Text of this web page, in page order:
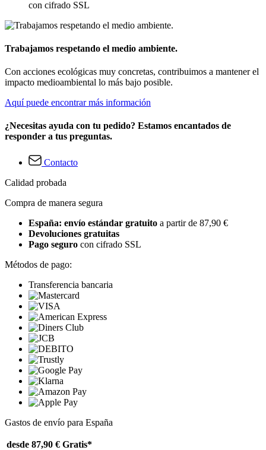
con cifrado SSL
Trabajamos respetando el medio ambiente.
Con acciones ecológicas muy concretas, contribuimos a mantener el
impacto medioambiental lo más bajo posible.
Aquí puede encontrar más información
¿Necesitas ayuda con tu pedido? Estamos encantados de
responder a tus preguntas.
Contacto
Calidad probada
Compra de manera segura
España: envío estándar gratuito a partir de 87,90 €
Devoluciones gratuitas
Pago seguro con cifrado SSL
Métodos de pago:
Transferencia bancaria
Gastos de envío para España
desde 87,90 € Gratis*